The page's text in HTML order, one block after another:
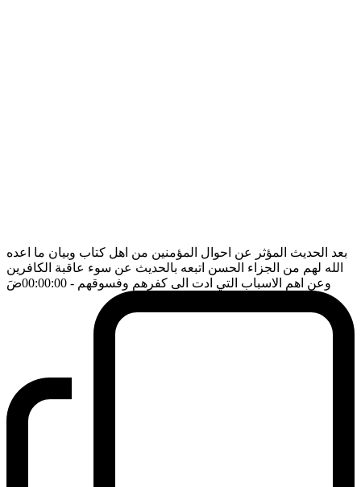
بعد الحديث المؤثر عن احوال المؤمنين من اهل كتاب وبيان ما اعده
الله لهم من الجزاء الحسن اتبعه بالحديث عن سوء عاقبة الكافرين
وعن اهم الاسباب التي ادت الى كفرهم وفسوقهم - 00:00:00 ضَ